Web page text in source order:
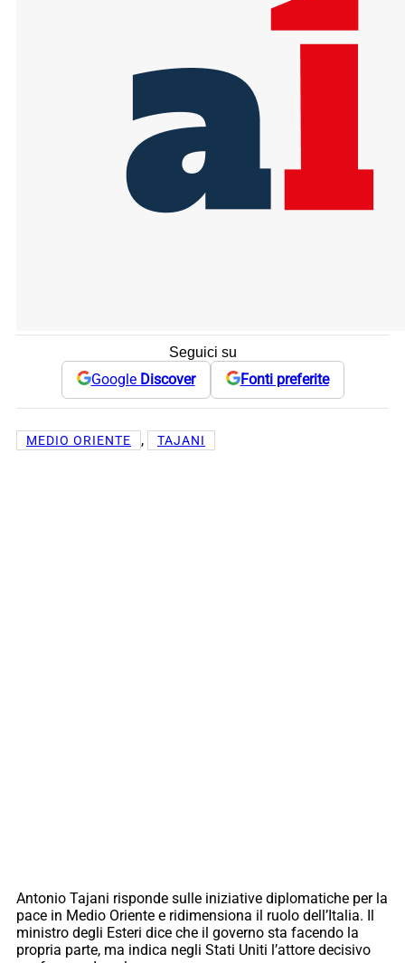
Seguici su
Google Discover Fonti preferite
MEDIO ORIENTE , TAJANI
Antonio Tajani risponde sulle iniziative diplomatiche per la
pace in Medio Oriente e ridimensiona il ruolo dell’Italia. Il
ministro degli Esteri dice che il governo sta facendo la
propria parte, ma indica negli Stati Uniti l’attore decisivo